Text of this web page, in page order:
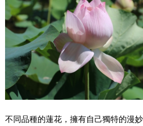
不同品種的蓮花，擁有自己獨特的漫